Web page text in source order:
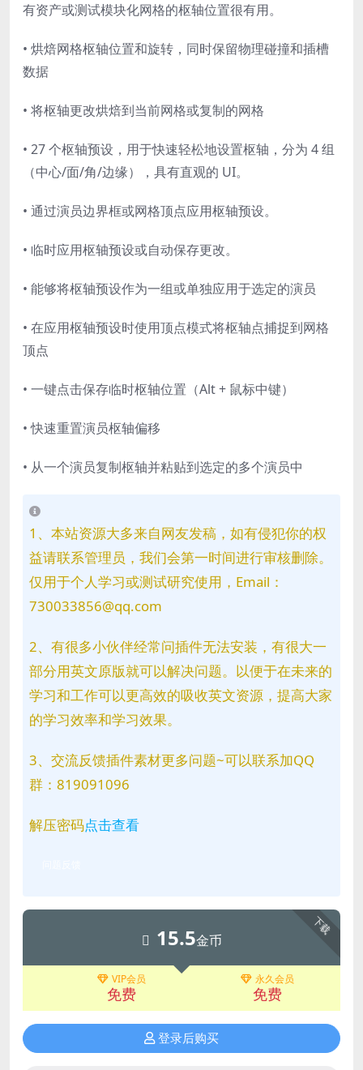
有资产或测试模块化网格的枢轴位置很有用。
• 烘焙网格枢轴位置和旋转，同时保留物理碰撞和插槽
数据
• 将枢轴更改烘焙到当前网格或复制的网格
• 27 个枢轴预设，用于快速轻松地设置枢轴，分为 4 组
（中心/面/角/边缘），具有直观的 UI。
• 通过演员边界框或网格顶点应用枢轴预设。
• 临时应用枢轴预设或自动保存更改。
• 能够将枢轴预设作为一组或单独应用于选定的演员
• 在应用枢轴预设时使用顶点模式将枢轴点捕捉到网格
顶点
• 一键点击保存临时枢轴位置（Alt + 鼠标中键）
• 快速重置演员枢轴偏移
• 从一个演员复制枢轴并粘贴到选定的多个演员中
1、本站资源大多来自网友发稿，如有侵犯你的权
益请联系管理员，我们会第一时间进行审核删除。
仅用于个人学习或测试研究使用，Email：
730033856@qq.com
2、有很多小伙伴经常问插件无法安装，有很大一
部分用英文原版就可以解决问题。以便于在未来的
学习和工作可以更高效的吸收英文资源，提高大家
的学习效率和学习效果。
3、交流反馈插件素材更多问题~可以联系加QQ
群：819091096
解压密码点击查看
下载
15.5金币
VIP会员
免费
永久会员
免费
登录后购买